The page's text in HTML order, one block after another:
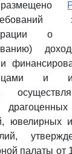
размещено
о
и
ювелирных
палаты от